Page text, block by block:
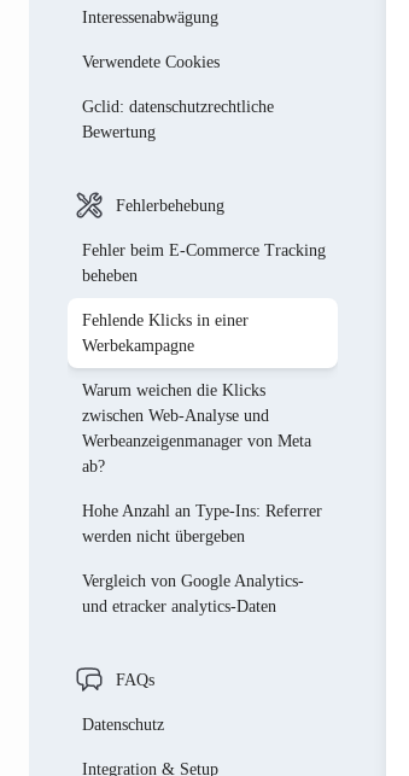
Februar
Interessenabwägung
Verwendete Cookies
Gclid: datenschutzrechtliche
Bewertung
Fehlerbehebung
Fehler beim E-Commerce Tracking
beheben
Fehlende Klicks in einer
Werbekampagne
Warum weichen die Klicks
zwischen Web-Analyse und
Werbeanzeigenmanager von Meta
ab?
Hohe Anzahl an Type-Ins: Referrer
werden nicht übergeben
Vergleich von Google Analytics-
und etracker analytics-Daten
FAQs
Datenschutz
Integration & Setup